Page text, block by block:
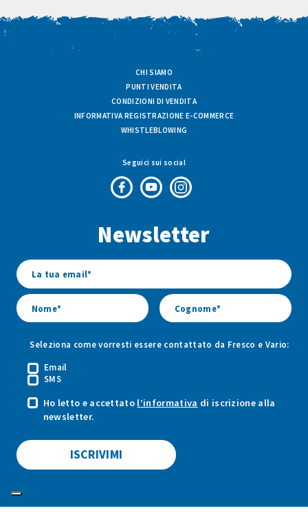
CHI SIAMO
PUNTI VENDITA
CONDIZIONI DI VENDITA
INFORMATIVA REGISTRAZIONE E-COMMERCE
WHISTLEBLOWING
Seguici sui social
di
di
di
Newsletter
Seleziona come vorresti essere contattato da Fresco e Vario:
Email
SMS
Ho letto e accettato l’informativa di iscrizione alla
newsletter.